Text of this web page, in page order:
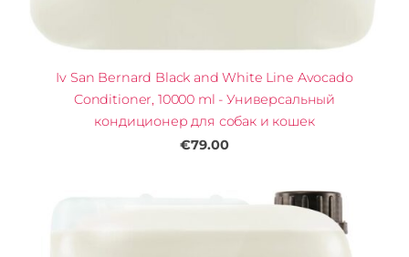
Iv San Bernard Black and White Line Avocado
Conditioner, 10000 ml - Универсальный
кондиционер для собак и кошек
€79.00